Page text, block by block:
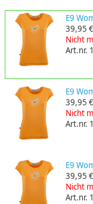
E9
39,95 €
Nicht
Art.nr.
E9
39,95 €
Nicht
Art.nr.
E9
39,95 €
Nicht
Art.nr.